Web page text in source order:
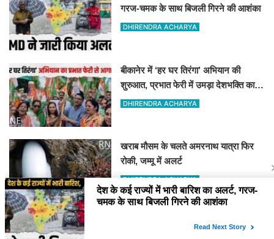
गरज-चमक के साथ बिजली गिरने की आशंका
DHIRENDRA ACHARYA
बीकानेर में ‘हर घर तिरंगा’ अभियान की
शुरुआत, प्रभात फेरी में उमड़ा देशभक्ति का
जोश
DHIRENDRA ACHARYA
खराब मौसम के चलते अमरनाथ यात्रा फिर
रोकी, जम्मू में अलर्ट
DHIRENDRA ACHARYA